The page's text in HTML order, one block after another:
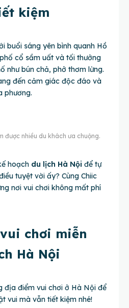
kiệm
buổi sáng yên bình quanh Hồ
cổ sầm uất và tối thưởng
như bún chả, phở thơm lừng.
đến cảm giác độc đáo và
phương.
được nhiều du khách ưa chuộng.
hoạch du lịch Hà Nội để tự
tuyệt vời ấy? Cùng Chiic
nơi vui chơi không mất phí
chơi miễn
Hà Nội
địa điểm vui chơi ở Hà Nội để
vui mà vẫn tiết kiệm nhé!